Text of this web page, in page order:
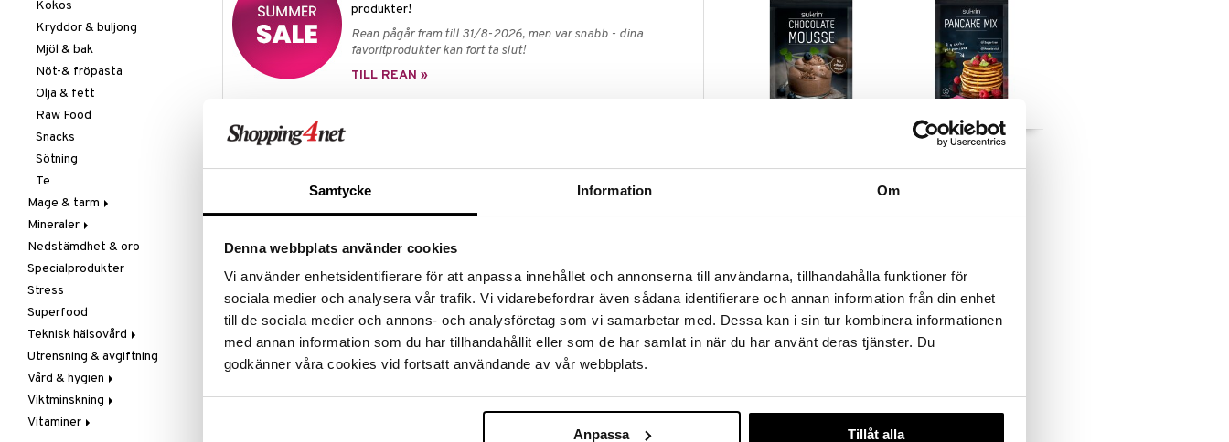
Samtycke Information Om
Denna webbplats använder cookies
Vi använder enhetsidentifierare för att anpassa innehållet och annonserna till användarna, tillhandahålla funktioner för
sociala medier och analysera vår trafik. Vi vidarebefordrar även sådana identifierare och annan information från din enhet
till de sociala medier och annons- och analysföretag som vi samarbetar med. Dessa kan i sin tur kombinera informationen
med annan information som du har tillhandahållit eller som de har samlat in när du har använt deras tjänster. Du
godkänner våra cookies vid fortsatt användande av vår webbplats.
Anpassa Tillåt alla
produkter!
Rean pågår fram till 31/8-2026, men var snabb - dina
favoritprodukter kan fort ta slut!
TILL REAN »
Produktinfo
Det är naturligt sötat med Sukring och stevia och är gott i både kall eller varm mjölk av
alla slag. Det kan också användas för att smaksätta t.ex. desserter.
· Bara 6 kalorier per glas
Ingredienser
Sötningsmedel (erythritol, steviaglykosider), fettreducerad kakao, emulgeringsmedel
Näringsvärde per 100 g:
Sukrin Pancake Mix
Kokos
Kryddor & buljong
Mjöl & bak
Nöt-& fröpasta
Olja & fett
Raw Food
Snacks
Sötning
Te
Mage & tarm
Drycker
Fibrer
Matsmältning
Syrareglerande
Tarm
Utrensning
Mineraler
Järn
Kalcium
Krom
Magnesium
Multimineraler
Övriga
Selen
Zink
Nedstämdhet & oro
Specialprodukter
Stress
Superfood
Teknisk hälsovård
Ljusterapi
Luftfuktare
Massage
Övrigt
Utrensning & avgiftning
Vård & hygien
Ansiktsvård
Cremer
Giftset
Viktminskning
Äppelcidervinäger
Vitaminer